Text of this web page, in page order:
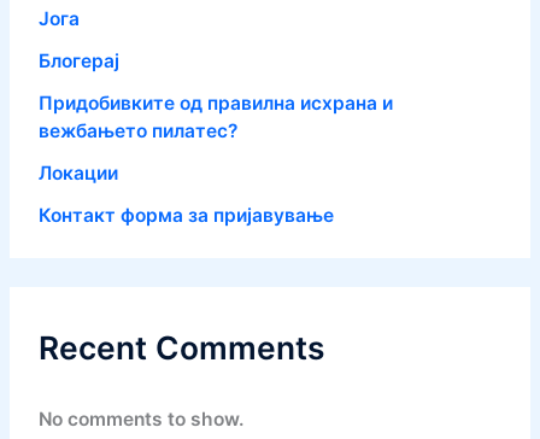
Јога
Блогерај
Придобивките од правилна исхрана и
вежбањето пилатес?
Локации
Контакт форма за пријавување
Recent Comments
No comments to show.